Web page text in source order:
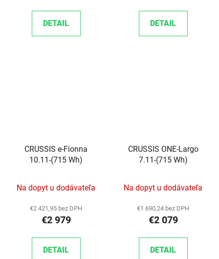
DETAIL DETAIL
CRUSSIS e-Fionna
10.11-(715 Wh)
Na dopyt u dodávateľa
€2 421,95 bez DPH
€2 979
DETAIL
CRUSSIS ONE-Largo
7.11-(715 Wh)
Na dopyt u dodávateľa
€1 690,24 bez DPH
€2 079
DETAIL